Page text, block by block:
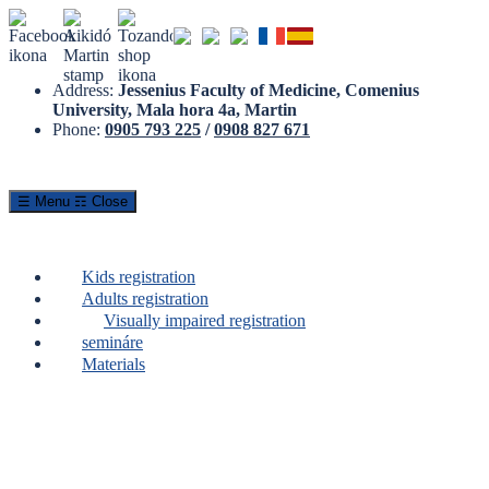
Address: Jessenius Faculty of Medicine, Comenius
University, Mala hora 4a, Martin
Phone: 0905 793 225 /0908 827 671
☰ Menu ☶ Close
Kids registration
Adults registration
Visually impaired registration
semináre
Materials